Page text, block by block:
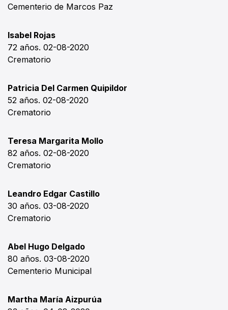
Cementerio de Marcos Paz
Isabel Rojas
72 años. 02-08-2020
Crematorio
Patricia Del Carmen Quipildor
52 años. 02-08-2020
Crematorio
Teresa Margarita Mollo
82 años. 02-08-2020
Crematorio
Leandro Edgar Castillo
30 años. 03-08-2020
Crematorio
Abel Hugo Delgado
80 años. 03-08-2020
Cementerio Municipal
Martha María Aizpurúa